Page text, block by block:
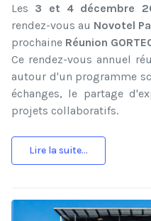
Les 3 et 4 décembre
rendez-vous au Novotel
prochaine Réunion
Ce rendez-vous annuel
autour d'un programme
échanges, le partage
projets collaboratifs.
Lire la suite...